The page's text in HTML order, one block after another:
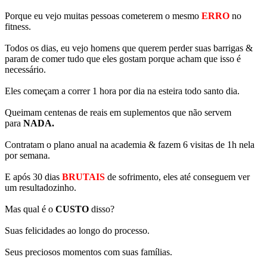
Porque eu vejo muitas pessoas cometerem o mesmo ERRO no
fitness.
Todos os dias, eu vejo homens que querem perder suas barrigas &
param de comer tudo que eles gostam porque acham que isso é
necessário.
Eles começam a correr 1 hora por dia na esteira todo santo dia.
Queimam centenas de reais em suplementos que não servem
para NADA.
Contratam o plano anual na academia & fazem 6 visitas de 1h nela
por semana.
E após 30 dias BRUTAIS de sofrimento, eles até conseguem ver
um resultadozinho.
Mas qual é o CUSTO disso?
Suas felicidades ao longo do processo.
Seus preciosos momentos com suas famílias.